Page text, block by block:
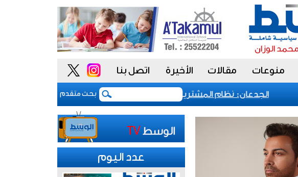
منوعات مقالات الأخيرة اتصل بنا
بحث متقدم
الجدعان: نظام المشتريات يمنح الحكومة السعودية أدوات أكثر مرونة
عدد اليوم